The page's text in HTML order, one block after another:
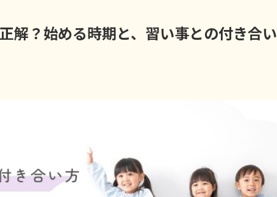
解？始める時期と、習い事との付き合い